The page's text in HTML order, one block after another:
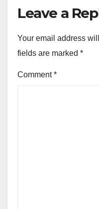
Leave a
Your email address
fields are marked *
Comment*